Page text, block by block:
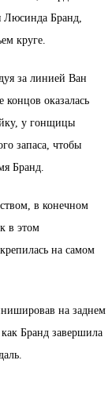
Люсинда Бранд,
круге.
за линией Ван
концов оказалась
у гонщицы
запаса, чтобы
Бранд.
в конечном
в этом
на самом
на заднем
Бранд завершила